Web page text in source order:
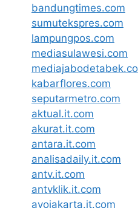
bandungtimes.com
sumutekspres.com
lampungpos.com
mediasulawesi.com
kabarflores.com
seputarmetro.com
aktual.it.com
akurat.it.com
antara.it.com
analisadaily.it.com
antv.it.com
antvklik.it.com
ayojakarta.it.com